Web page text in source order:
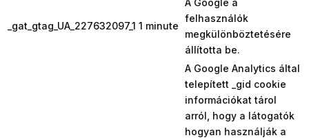
_gat_gtag_UA_227632097_1 1 minute
felhasználók
megkülönböztetésére
állította be.
A Google Analytics által
telepített _gid cookie
információkat tárol
arról, hogy a látogatók
hogyan használják a